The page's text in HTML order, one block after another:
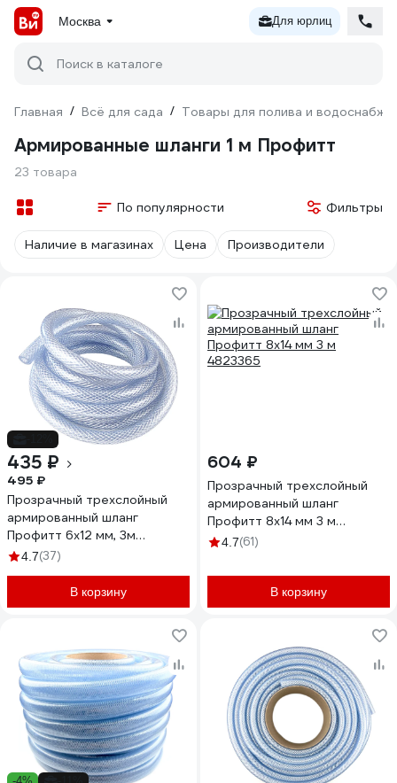
Москва Для юрлиц
Поиск в каталоге
Главная / Всё для сада / Товары для полива и
Армированные шланги 1 м Профитт
23 товара
По популярности Фильтры
Наличие в магазинах Цена Производители
435 ₽
495 ₽
Прозрачный трехслойный
армированный шланг
Профитт 6х12 мм, 3м
4823358
4.7(37)
В корзину
604 ₽
Прозрачный трехслойный
армированный шланг
Профитт 8х14 мм 3 м
4823365
4.7(61)
В корзину